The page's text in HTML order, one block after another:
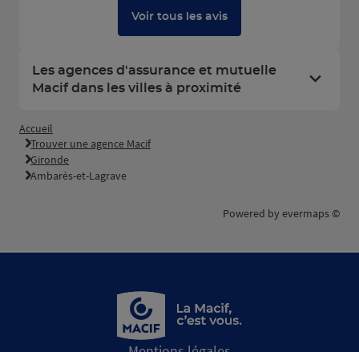
Voir tous les avis
Les agences d'assurance et mutuelle
Macif dans les villes à proximité
Accueil
Trouver une agence Macif
Gironde
Ambarès-et-Lagrave
Powered by evermaps ©